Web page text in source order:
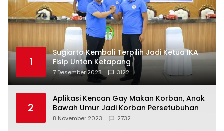
1
Sugiarto Kembali Terpilih Jadi Ketua IKA
Fisip Untan Ketapang
7 Desember 2023 3122
2
Aplikasi Kencan Gay Makan Korban, Anak
Bawah Umur Jadi Korban Persetubuhan
8 November 2023 2732